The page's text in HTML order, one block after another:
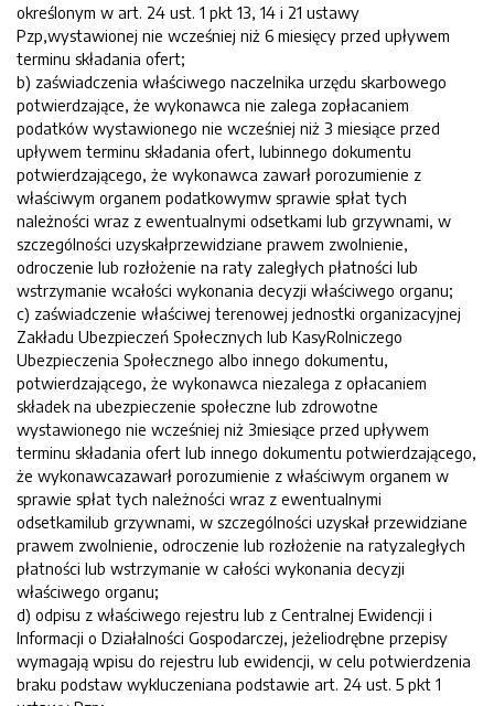
określonym w art. 24 ust. 1 pkt 13, 14 i 21 ustawy
Pzp,wystawionej nie wcześniej niż 6 miesięcy przed upływem
terminu składania ofert;
b) zaświadczenia właściwego naczelnika urzędu skarbowego
potwierdzające, że wykonawca nie zalega zopłacaniem
podatków wystawionego nie wcześniej niż 3 miesiące przed
upływem terminu składania ofert, lubinnego dokumentu
potwierdzającego, że wykonawca zawarł porozumienie z
właściwym organem podatkowymw sprawie spłat tych
należności wraz z ewentualnymi odsetkami lub grzywnami, w
szczególności uzyskałprzewidziane prawem zwolnienie,
odroczenie lub rozłożenie na raty zaległych płatności lub
wstrzymanie wcałości wykonania decyzji właściwego organu;
c) zaświadczenie właściwej terenowej jednostki organizacyjnej
Zakładu Ubezpieczeń Społecznych lub KasyRolniczego
Ubezpieczenia Społecznego albo innego dokumentu,
potwierdzającego, że wykonawca niezalega z opłacaniem
składek na ubezpieczenie społeczne lub zdrowotne
wystawionego nie wcześniej niż 3miesiące przed upływem
terminu składania ofert lub innego dokumentu potwierdzającego,
że wykonawcazawarł porozumienie z właściwym organem w
sprawie spłat tych należności wraz z ewentualnymi
odsetkamilub grzywnami, w szczególności uzyskał przewidziane
prawem zwolnienie, odroczenie lub rozłożenie na ratyzaległych
płatności lub wstrzymanie w całości wykonania decyzji
właściwego organu;
d) odpisu z właściwego rejestru lub z Centralnej Ewidencji i
Informacji o Działalności Gospodarczej, jeżeliodrębne przepisy
wymagają wpisu do rejestru lub ewidencji, w celu potwierdzenia
braku podstaw wykluczeniana podstawie art. 24 ust. 5 pkt 1